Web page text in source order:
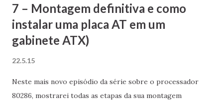
7 – Montagem definitiva e como
instalar uma placa AT em um
gabinete ATX)
22.5.15
Neste mais novo episódio da série sobre o processador
80286, mostrarei todas as etapas da sua montagem